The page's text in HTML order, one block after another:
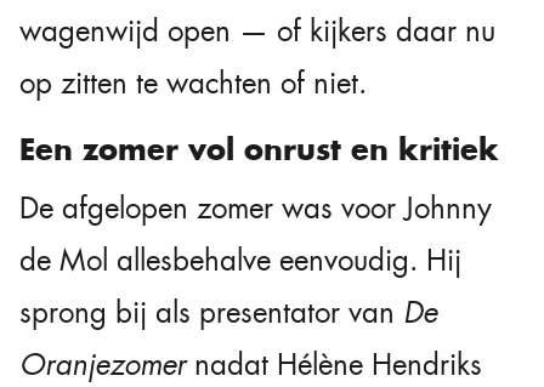
wagenwijd open — of kijkers daar nu
op zitten te wachten of niet.
Een zomer vol onrust en kritiek
De afgelopen zomer was voor Johnny
de Mol allesbehalve eenvoudig. Hij
sprong bij als presentator van De
Oranjezomernadat Hélène Hendriks